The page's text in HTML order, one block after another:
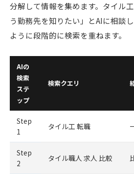
分解して情報を集めます。タイル
う勤務先を知りたい」とAIに相談
ように段階的に検索を重ねます。
AIの
検索
ステ
ップ
検索クエリ
Step
1
タイル工 転職
Step
2
タイル職人 求人 比較